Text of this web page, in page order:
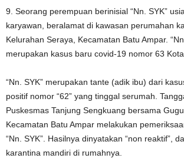
9. Seorang perempuan berinisial “Nn. SYK”
karyawan, beralamat di kawasan perumahan
Kelurahan Seraya, Kecamatan Batu Ampar.
merupakan kasus baru covid-19 nomor 63 Kota
“Nn. SYK” merupakan tante (adik ibu) dari
positif nomor “62” yang tinggal serumah.
Puskesmas Tanjung Sengkuang bersama
Kecamatan Batu Ampar melakukan
“Nn. SYK”. Hasilnya dinyatakan “non reaktif”,
karantina mandiri di rumahnya.